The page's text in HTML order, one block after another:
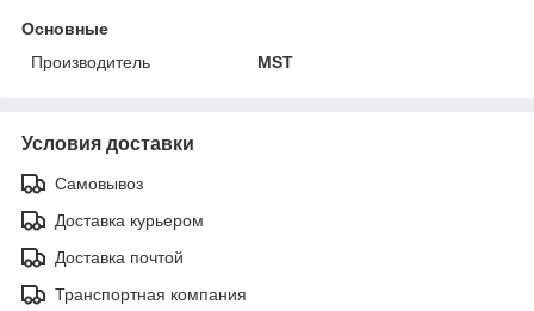
Основные
Производитель
MST
Условия доставки
Самовывоз
Доставка курьером
Доставка почтой
Транспортная компания